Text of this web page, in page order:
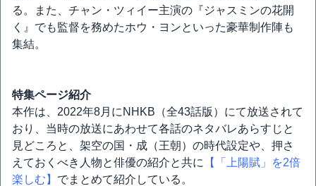
る。また、チャン・ツィイー主演の『ジャスミンの花開
く』でも監督を務めたホウ・ヨンといった豪華制作陣も
集結。
特集ページ紹介
本作は、2022年8月にNHKB（全43話版）にて放送されて
おり、当時の放送にあわせて各話のネタバレあらすじと
見どころと、架空の国・成（王朝）の時代設定や、押さ
えておくべき人物と俳優の紹介と共に
【「上陽賦」を2倍
楽しむ】 でまとめて紹介している。